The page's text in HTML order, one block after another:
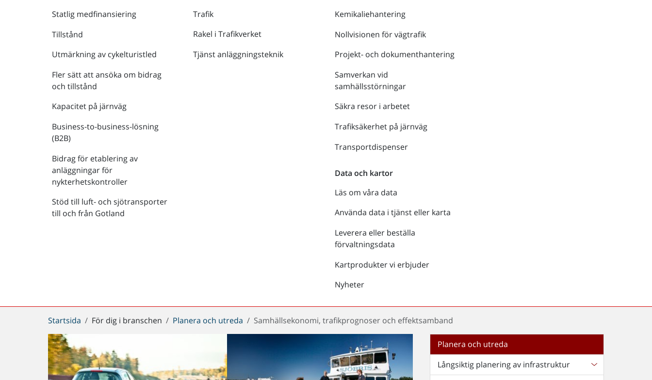
Statlig medfinansiering
Tillstånd
Utmärkning av cykelturistled
Fler sätt att ansöka om bidrag
och tillstånd
Kapacitet på järnväg
Business-to-business-lösning
(B2B)
Bidrag för etablering av
anläggningar för
nykterhetskontroller
Stöd till luft- och sjötransporter
till och från Gotland
Trafik
Rakel i Trafikverket
Tjänst anläggningsteknik
Kemikaliehantering
Nollvisionen för vägtrafik
Projekt- och dokumenthantering
Samverkan vid
samhällsstörningar
Säkra resor i arbetet
Trafiksäkerhet på järnväg
Transportdispenser
Data och kartor
Läs om våra data
Använda data i tjänst eller karta
Leverera eller beställa
förvaltningsdata
Kartprodukter vi erbjuder
Nyheter
Du
är
här:
Startsida För dig i branschen Planera och utreda Samhällsekonomi, trafikprognoser och effektsamband
Planera och utreda
Långsiktig planering av infrastruktur